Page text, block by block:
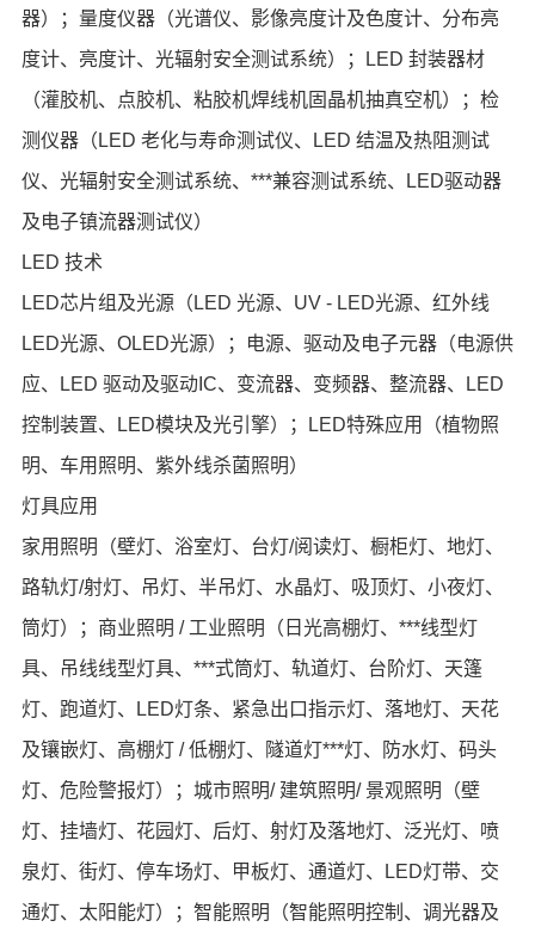
器）；量度仪器（光谱仪、影像亮度计及色度计、分布亮
度计、亮度计、光辐射安全测试系统）；LED 封装器材
（灌胶机、点胶机、粘胶机焊线机固晶机抽真空机）；检
测仪器（LED 老化与寿命测试仪、LED 结温及热阻测试
仪、光辐射安全测试系统、***兼容测试系统、LED驱动器
及电子镇流器测试仪）
LED 技术
LED芯片组及光源（LED 光源、UV - LED光源、红外线
LED光源、OLED光源）；电源、驱动及电子元器（电源供
应、LED 驱动及驱动IC、变流器、变频器、整流器、LED
控制装置、LED模块及光引擎）；LED特殊应用（植物照
明、车用照明、紫外线杀菌照明）
灯具应用
家用照明（壁灯、浴室灯、台灯/阅读灯、橱柜灯、地灯、
路轨灯/射灯、吊灯、半吊灯、水晶灯、吸顶灯、小夜灯、
筒灯）；商业照明 / 工业照明（日光高棚灯、***线型灯
具、吊线线型灯具、***式筒灯、轨道灯、台阶灯、天篷
灯、跑道灯、LED灯条、紧急出口指示灯、落地灯、天花
及镶嵌灯、高棚灯 / 低棚灯、隧道灯***灯、防水灯、码头
灯、危险警报灯）；城市照明/ 建筑照明/ 景观照明（壁
灯、挂墙灯、花园灯、后灯、射灯及落地灯、泛光灯、喷
泉灯、街灯、停车场灯、甲板灯、通道灯、LED灯带、交
通灯、太阳能灯）；智能照明（智能照明控制、调光器及